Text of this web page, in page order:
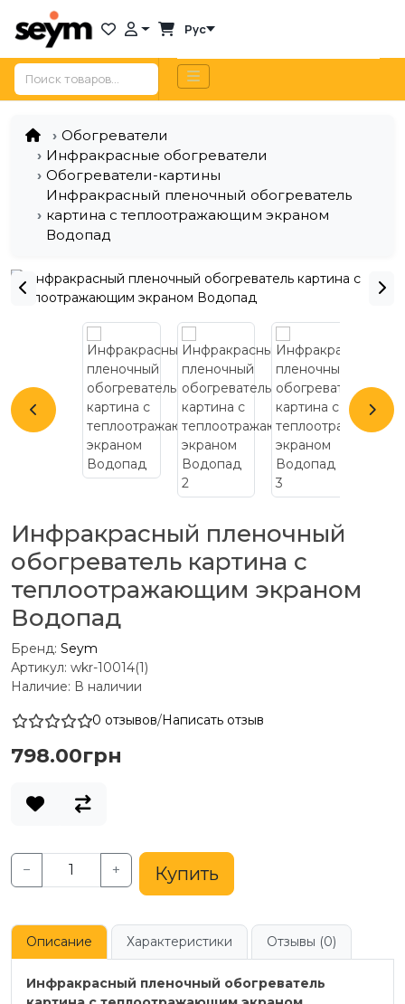
Рус
Обогреватели
Инфракрасные обогреватели
Обогреватели-картины
Инфракрасный пленочный обогреватель
картина с теплоотражающим экраном
Водопад
Инфракрасный пленочный
обогреватель картина с
теплоотражающим экраном
Водопад
Бренд: Seym
Артикул: wkr-10014(1)
Наличие: В наличии
0 отзывов/Написать отзыв
798.00грн
− + Купить
Описание Характеристики Отзывы (0)
Инфракрасный пленочный обогреватель